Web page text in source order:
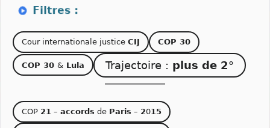
Cour internationale justice CIJ COP 30
COP 30 & Lula Trajectoire : plus de 2°
COP 21 – accords de Paris – 2015